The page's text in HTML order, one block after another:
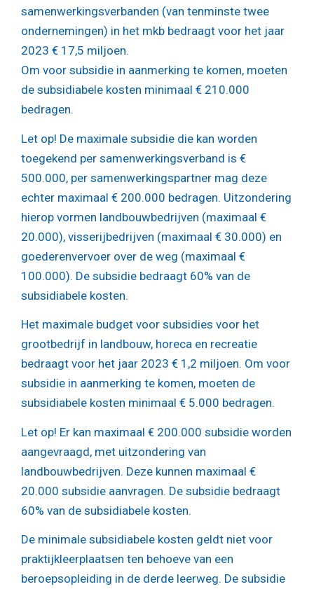
samenwerkingsverbanden (van tenminste twee
ondernemingen) in het mkb bedraagt voor het jaar
2023 € 17,5 miljoen.
Om voor subsidie in aanmerking te komen, moeten
de subsidiabele kosten minimaal € 210.000
bedragen.
Let op! De maximale subsidie die kan worden
toegekend per samenwerkingsverband is €
500.000, per samenwerkingspartner mag deze
echter maximaal € 200.000 bedragen. Uitzondering
hierop vormen landbouwbedrijven (maximaal €
20.000), visserijbedrijven (maximaal € 30.000) en
goederenvervoer over de weg (maximaal €
100.000). De subsidie bedraagt 60% van de
subsidiabele kosten.
Het maximale budget voor subsidies voor het
grootbedrijf in landbouw, horeca en recreatie
bedraagt voor het jaar 2023 € 1,2 miljoen. Om voor
subsidie in aanmerking te komen, moeten de
subsidiabele kosten minimaal € 5.000 bedragen.
Let op! Er kan maximaal € 200.000 subsidie worden
aangevraagd, met uitzondering van
landbouwbedrijven. Deze kunnen maximaal €
20.000 subsidie aanvragen. De subsidie bedraagt
60% van de subsidiabele kosten.
De minimale subsidiabele kosten geldt niet voor
praktijkleerplaatsen ten behoeve van een
beroepsopleiding in de derde leerweg. De subsidie